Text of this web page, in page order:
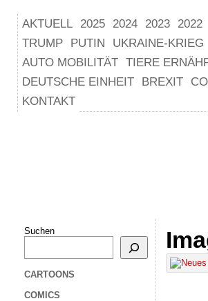
AKTUELL 2025 2024 2023 2022
TRUMP
PUTIN UKRAINE-KRIEG
AUTO MOBILITÄT TIERE
DEUTSCHE EINHEIT
BREXIT
KONTAKT
Suchen
CARTOONS
COMICS